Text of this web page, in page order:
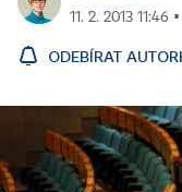
11. 2. 2013 11:46
ODEBÍRAT